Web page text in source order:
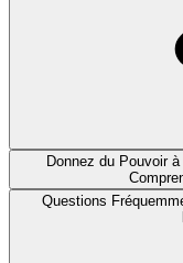
Donnez du Pouvoir
Questions